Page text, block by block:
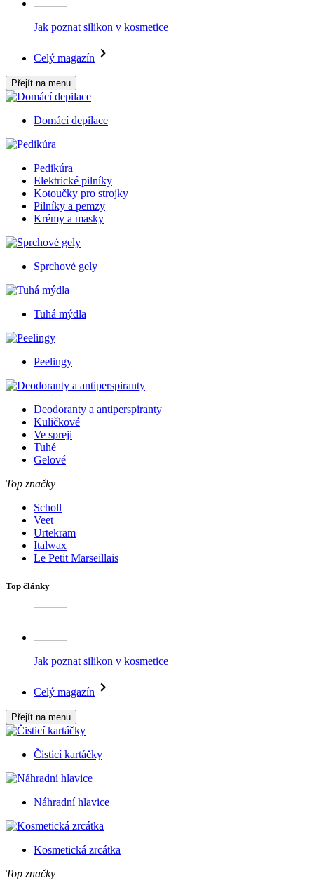
Jak poznat silikon v kosmetice
Celý magazín
Přejít na menu
Domácí depilace
Pedikúra
Elektrické pilníky
Kotoučky pro strojky
Pilníky a pemzy
Krémy a masky
Sprchové gely
Tuhá mýdla
Peelingy
Deodoranty a antiperspiranty
Kuličkové
Ve spreji
Tuhé
Gelové
Top značky
Scholl
Veet
Urtekram
Italwax
Le Petit Marseillais
Top články
Jak poznat silikon v kosmetice
Celý magazín
Přejít na menu
Čisticí kartáčky
Náhradní hlavice
Kosmetická zrcátka
Top značky